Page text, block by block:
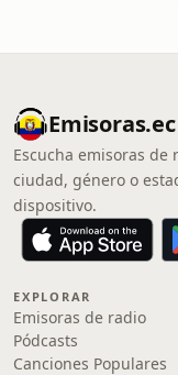
Emisoras.ec
Escucha emisoras de
ciudad, género o
dispositivo.
EXPLORAR
Emisoras de radio
Pódcasts
Canciones Populares